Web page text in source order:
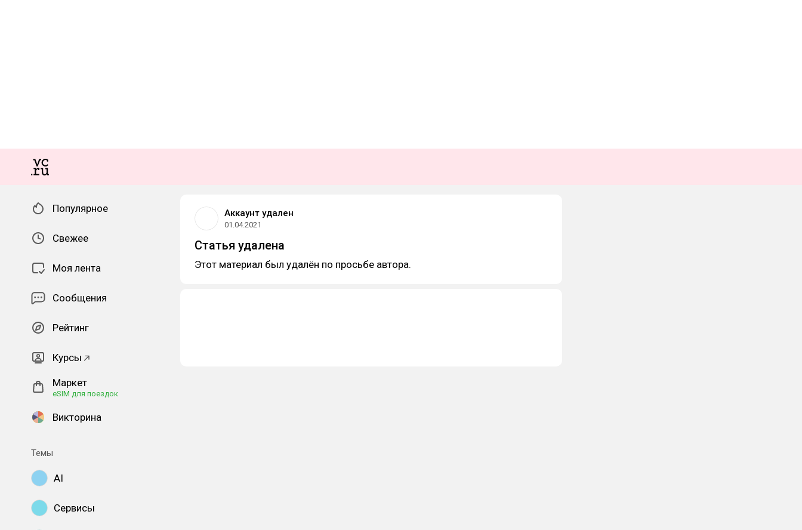
Популярное
Свежее
Моя лента
Сообщения
Рейтинг
Курсы
Маркет
eSIM для поездок
Викторина
Темы
AI
Сервисы
Аккаунт удален
01.04.2021
Статья удалена
Этот материал был удалён по просьбе автора.